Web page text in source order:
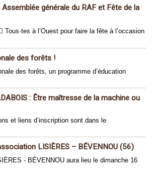
Assemblée générale du RAF et Fête de la
Tous·tes à l’Ouest pour faire la fête à l’occasion
des forêts !
des forêts, un programme d’éducation
: Être maîtresse de la machine ou
et liens d’inscription sont dans le
LISIÈRES – BÉVENNOU (56)
- BÉVENNOU aura lieu le dimanche 16